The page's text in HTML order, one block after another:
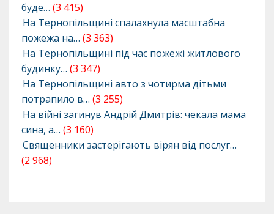
буде… (3 415)
На Тернопільщині спалахнула масштабна
пожежа на… (3 363)
На Тернопільщині під час пожежі житлового
будинку… (3 347)
На Тернопільщині авто з чотирма дітьми
потрапило в… (3 255)
На війні загинув Андрій Дмитрів: чекала мама
сина, а… (3 160)
Священники застерігають вірян від послуг…
(2 968)